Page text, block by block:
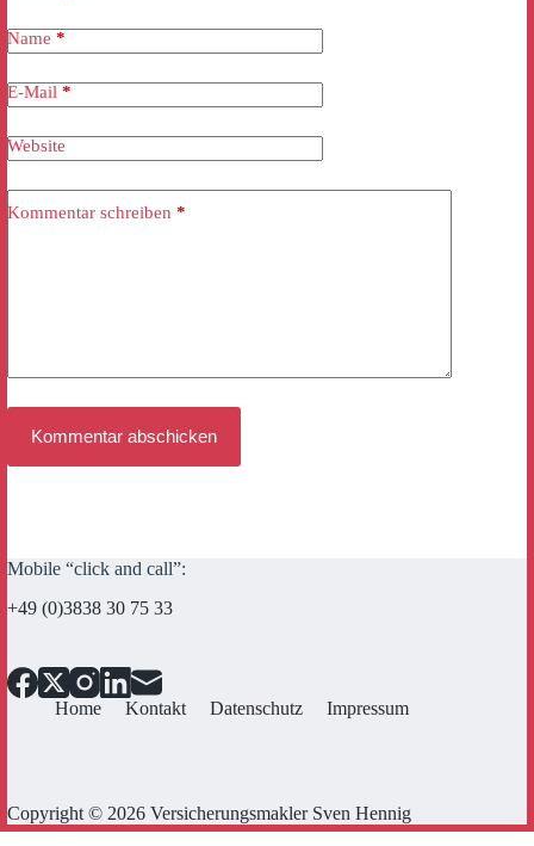
Name *
E-Mail *
Website
Kommentar schreiben *
Kommentar abschicken
Mobile “click and call”:
+49 (0)3838 30 75 33
Home Kontakt Datenschutz Impressum
Copyright © 2026 Versicherungsmakler Sven Hennig
Cookie Consent mit Real Cookie Banner